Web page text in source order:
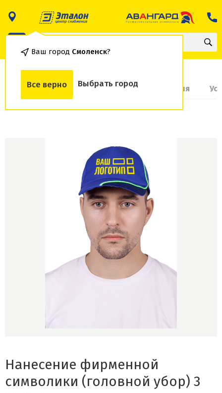
Ваш город Смоленск?
Все верно Выбрать город
О товаре Доставка и оплата Гарантия
Нанесение фирменной
символики (головной убор) 3